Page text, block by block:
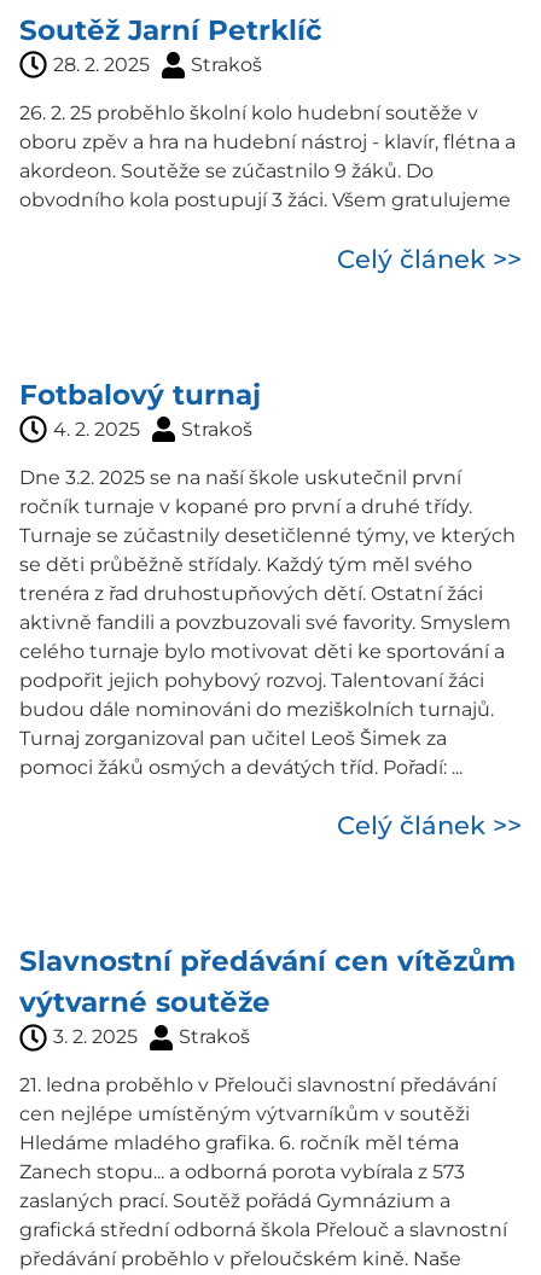
Soutěž Jarní Petrklíč
28. 2. 2025 Strakoš
26. 2. 25 proběhlo školní kolo hudební soutěže v
oboru zpěv a hra na hudební nástroj - klavír, flétna a
akordeon. Soutěže se zúčastnilo 9 žáků. Do
obvodního kola postupují 3 žáci. Všem gratulujeme
Celý článek >>
Fotbalový turnaj
4. 2. 2025 Strakoš
Dne 3.2. 2025 se na naší škole uskutečnil první
ročník turnaje v kopané pro první a druhé třídy.
Turnaje se zúčastnily desetičlenné týmy, ve kterých
se děti průběžně střídaly. Každý tým měl svého
trenéra z řad druhostupňových dětí. Ostatní žáci
aktivně fandili a povzbuzovali své favority. Smyslem
celého turnaje bylo motivovat děti ke sportování a
podpořit jejich pohybový rozvoj. Talentovaní žáci
budou dále nominováni do meziškolních turnajů.
Turnaj zorganizoval pan učitel Leoš Šimek za
pomoci žáků osmých a devátých tříd. Pořadí: ...
Celý článek >>
Slavnostní předávání cen vítězům
výtvarné soutěže
3. 2. 2025 Strakoš
21. ledna proběhlo v Přelouči slavnostní předávání
cen nejlépe umístěným výtvarníkům v soutěži
Hledáme mladého grafika. 6. ročník měl téma
Zanech stopu... a odborná porota vybírala z 573
zaslaných prací. Soutěž pořádá Gymnázium a
grafická střední odborná škola Přelouč a slavnostní
předávání proběhlo v přeloučském kině. Naše